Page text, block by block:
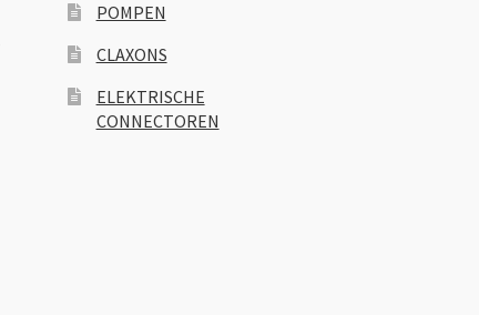
POMPEN
CLAXONS
ELEKTRISCHE
CONNECTOREN